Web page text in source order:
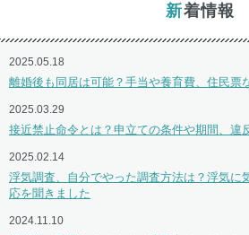
新着情報
2025.05.18
離婚後も同居は可能？手当や養育費、住民票
2025.03.29
接近禁止命令とは？申立ての条件や期間、違
2025.02.14
浮気調査、自分でやった調査方法は？浮気に
応を聞きました
2024.11.10